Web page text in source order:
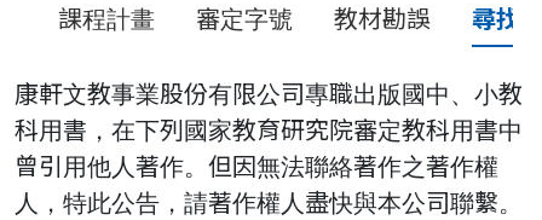
課程計畫 審定字號 教材勘誤 尋找
康軒文教事業股份有限公司專職出版國中、小教
科用書，在下列國家教育研究院審定教科用書中
曾引用他人著作。但因無法聯絡著作之著作權
人，特此公告，請著作權人盡快與本公司聯繫。